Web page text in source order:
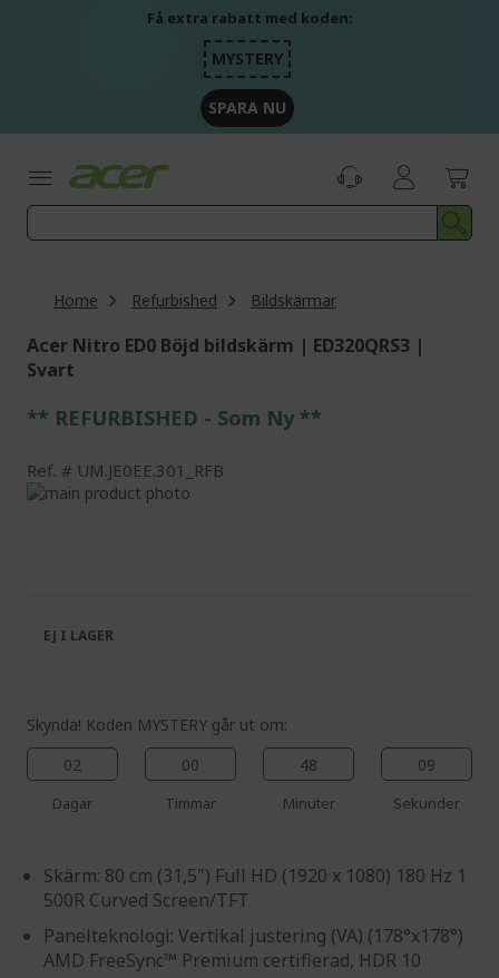
Få extra rabatt med koden:
MYSTERY
SPARA NU
Home Refurbished Bildskärmar
Acer Nitro ED0 Böjd bildskärm | ED320QRS3 |
Svart
** REFURBISHED - Som Ny **
Ref. UM.JE0EE.301_RFB
Skip
images
gallery
the
images
Skynda! Koden MYSTERY går ut om:
02
Dagar
00
Timmar
48
Minuter
09
Sekunder
Skärm: 80 cm (31,5") Full HD (1920 x 1080) 180 Hz 1
500R Curved Screen/TFT
Panelteknologi: Vertikal justering (VA) (178°x178°)
AMD FreeSync™ Premium certifierad, HDR 10
EJ I LAGER